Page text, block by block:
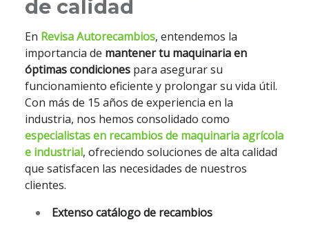
de calidad
En Revisa Autorecambios, entendemos la
importancia de mantener tu maquinaria en
óptimas condiciones para asegurar su
funcionamiento eficiente y prolongar su vida útil.
Con más de 15 años de experiencia en la
industria, nos hemos consolidado como
especialistas en recambios de maquinaria agrícola
e industrial, ofreciendo soluciones de alta calidad
que satisfacen las necesidades de nuestros
clientes.
Extenso catálogo de recambios